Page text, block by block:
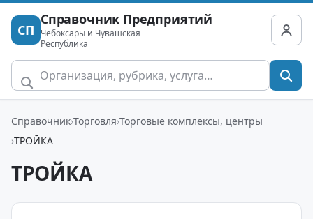
СП
Справочник Предприятий
Чебоксары и Чувашская
Республика
Справочник Торговля Торговые комплексы, центры
ТРОЙКА
ТРОЙКА